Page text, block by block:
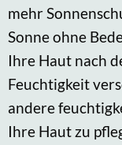
mehr
Sonne ohne
Ihre Haut nach
Feuchtigkeit
andere
Ihre Haut zu